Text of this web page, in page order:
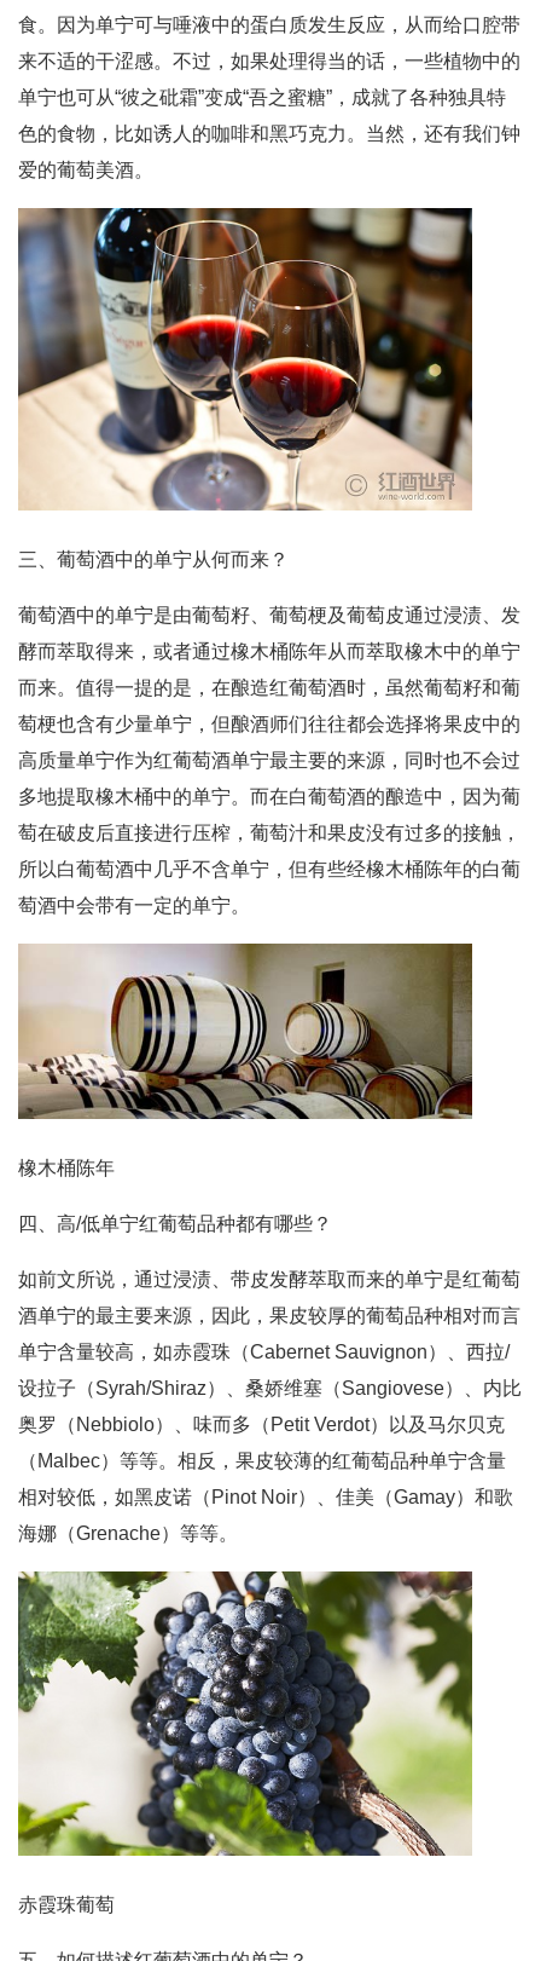
食。因为单宁可与唾液中的蛋白质发生反应，从而给口腔带
来不适的干涩感。不过，如果处理得当的话，一些植物中的
单宁也可从“彼之砒霜”变成“吾之蜜糖”，成就了各种独具特
色的食物，比如诱人的咖啡和黑巧克力。当然，还有我们钟
爱的葡萄美酒。
三、葡萄酒中的单宁从何而来？
葡萄酒中的单宁是由葡萄籽、葡萄梗及葡萄皮通过浸渍、发
酵而萃取得来，或者通过橡木桶陈年从而萃取橡木中的单宁
而来。值得一提的是，在酿造红葡萄酒时，虽然葡萄籽和葡
萄梗也含有少量单宁，但酿酒师们往往都会选择将果皮中的
高质量单宁作为红葡萄酒单宁最主要的来源，同时也不会过
多地提取橡木桶中的单宁。而在白葡萄酒的酿造中，因为葡
萄在破皮后直接进行压榨，葡萄汁和果皮没有过多的接触，
所以白葡萄酒中几乎不含单宁，但有些经橡木桶陈年的白葡
萄酒中会带有一定的单宁。
橡木桶陈年
四、高/低单宁红葡萄品种都有哪些？
如前文所说，通过浸渍、带皮发酵萃取而来的单宁是红葡萄
酒单宁的最主要来源，因此，果皮较厚的葡萄品种相对而言
单宁含量较高，如赤霞珠（Cabernet Sauvignon）、西拉/
设拉子（Syrah/Shiraz）、桑娇维塞（Sangiovese）、内比
奥罗（Nebbiolo）、味而多（Petit Verdot）以及马尔贝克
（Malbec）等等。相反，果皮较薄的红葡萄品种单宁含量
相对较低，如黑皮诺（Pinot Noir）、佳美（Gamay）和歌
海娜（Grenache）等等。
赤霞珠葡萄